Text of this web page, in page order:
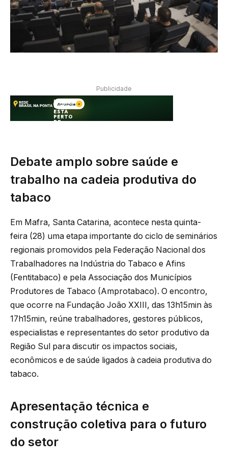
Publicidade
Debate amplo sobre saúde e
trabalho na cadeia produtiva do
tabaco
Em Mafra, Santa Catarina, acontece nesta quinta-
feira (28) uma etapa importante do ciclo de seminários
regionais promovidos pela Federação Nacional dos
Trabalhadores na Indústria do Tabaco e Afins
(Fentitabaco) e pela Associação dos Municípios
Produtores de Tabaco (Amprotabaco). O encontro,
que ocorre na Fundação João XXIII, das 13h15min às
17h15min, reúne trabalhadores, gestores públicos,
especialistas e representantes do setor produtivo da
Região Sul para discutir os impactos sociais,
econômicos e de saúde ligados à cadeia produtiva do
tabaco.
Apresentação técnica e
construção coletiva para o futuro
do setor